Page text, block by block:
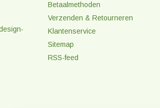
Betaalmethoden
Verzenden & Retourneren
Klantenservice
Sitemap
RSS-feed